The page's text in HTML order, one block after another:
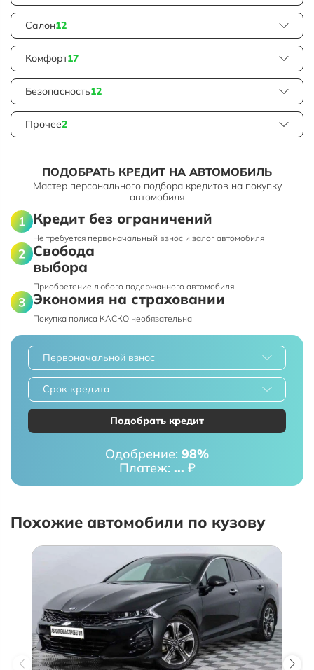
Салон12
Комфорт17
Безопасность12
Прочее2
ПОДОБРАТЬ КРЕДИТ НА АВТОМОБИЛЬ
Мастер персонального подбора кредитов на покупку
автомобиля
Кредит без ограничений
Не требуется первоначальный взнос и залог автомобиля
Свобода
выбора
Приобретение любого подержанного автомобиля
Экономия на страховании
Покупка полиса КАСКО необязательна
Первоначальной взнос
Срок кредита
Подобрать кредит
Одобрение: 98%
Платеж: ... ₽
Похожие автомобили по кузову